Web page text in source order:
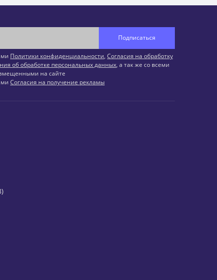
Подписаться
Политики конфиденциальности, Согласия на обработку
об обработке персональных данных, а так же со всеми
на сайте
Согласия на получение рекламы